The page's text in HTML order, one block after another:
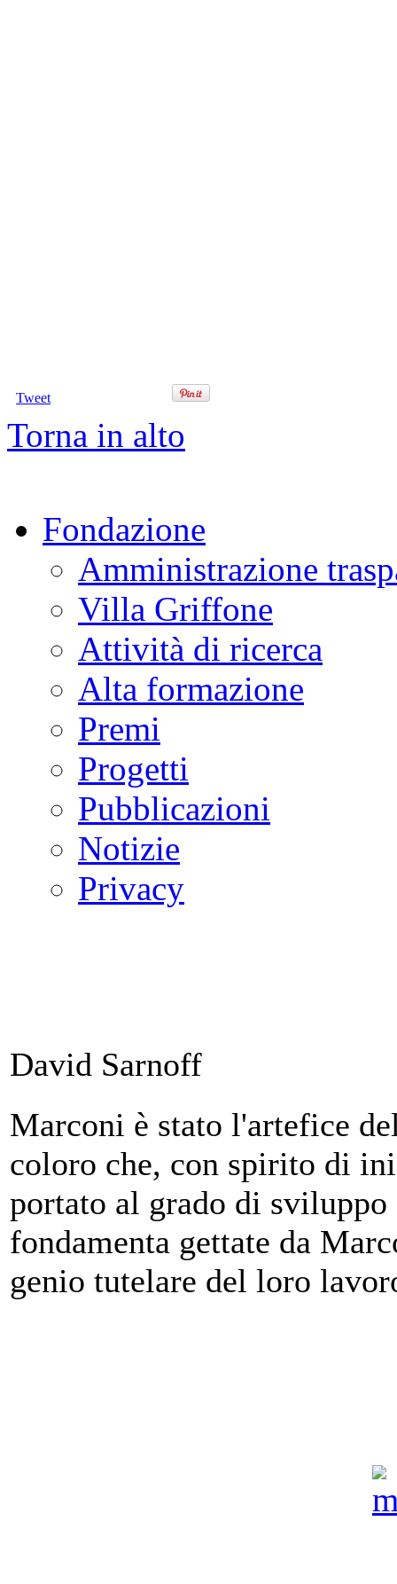
Tweet
Torna in alto
Fondazione
Amministrazione
Villa Griffone
Attività di ricerca
Alta formazione
Premi
Progetti
Pubblicazioni
Notizie
Privacy
David Sarnoff
Marconi è stato l'artefice
coloro che, con spirito di
portato al grado di
fondamenta gettate da
genio tutelare del loro